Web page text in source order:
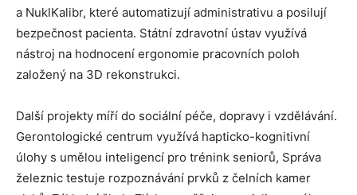
a NuklKalibr, které automatizují administrativu a posilují
bezpečnost pacienta. Státní zdravotní ústav využívá
nástroj na hodnocení ergonomie pracovních poloh
založený na 3D rekonstrukci.
Další projekty míří do sociální péče, dopravy i vzdělávání.
Gerontologické centrum využívá hapticko-kognitivní
úlohy s umělou inteligencí pro trénink seniorů, Správa
železnic testuje rozpoznávání prvků z čelních kamer